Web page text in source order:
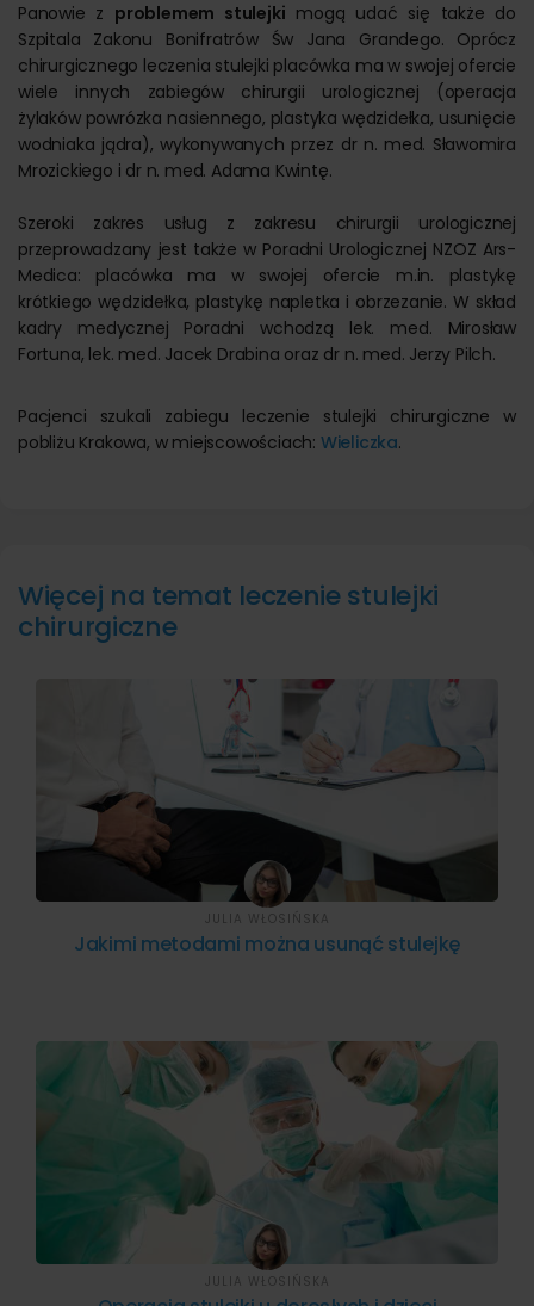
Panowie z problemem stulejki mogą udać się także do
Szpitala Zakonu Bonifratrów Św Jana Grandego. Oprócz
chirurgicznego leczenia stulejki placówka ma w swojej ofercie
wiele innych zabiegów chirurgii urologicznej (operacja
żylaków powrózka nasiennego, plastyka wędzidełka, usunięcie
wodniaka jądra), wykonywanych przez dr n. med. Sławomira
Mrozickiego i dr n. med. Adama Kwintę.
Szeroki zakres usług z zakresu chirurgii urologicznej
przeprowadzany jest także w Poradni Urologicznej NZOZ Ars-
Medica: placówka ma w swojej ofercie m.in. plastykę
krótkiego wędzidełka, plastykę napletka i obrzezanie. W skład
kadry medycznej Poradni wchodzą lek. med. Mirosław
Fortuna, lek. med. Jacek Drabina oraz dr n. med. Jerzy Pilch.
Pacjenci szukali zabiegu leczenie stulejki chirurgiczne w
pobliżu Krakowa, w miejscowościach: Wieliczka.
Więcej na temat leczenie stulejki
chirurgiczne
Jakimi metodami można usunąć stulejkę
JULIA WŁOSIŃSKA
JULIA WŁOSIŃSKA